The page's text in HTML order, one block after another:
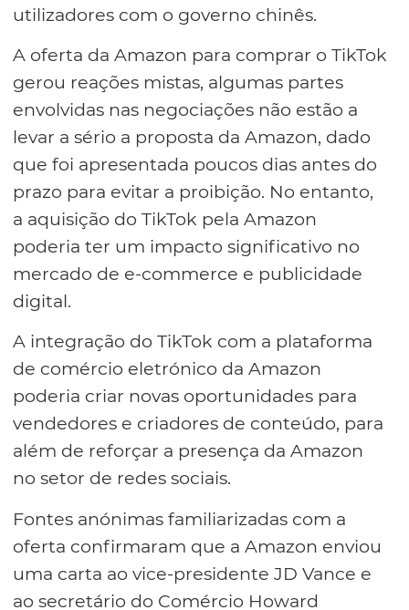
utilizadores com o governo chinês.
A oferta da Amazon para comprar o TikTok
gerou reações mistas, algumas partes
envolvidas nas negociações não estão a
levar a sério a proposta da Amazon, dado
que foi apresentada poucos dias antes do
prazo para evitar a proibição. No entanto,
a aquisição do TikTok pela Amazon
poderia ter um impacto significativo no
mercado de e-commerce e publicidade
digital.
A integração do TikTok com a plataforma
de comércio eletrónico da Amazon
poderia criar novas oportunidades para
vendedores e criadores de conteúdo, para
além de reforçar a presença da Amazon
no setor de redes sociais.
Fontes anónimas familiarizadas com a
oferta confirmaram que a Amazon enviou
uma carta ao vice-presidente JD Vance e
ao secretário do Comércio Howard